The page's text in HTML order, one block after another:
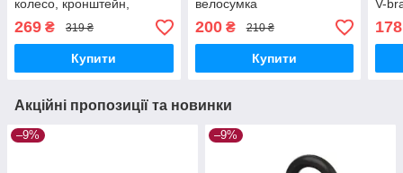
колесо, кронштейн,
тримач для велосипеда
269 ₴ 319 ₴
Купити
велосумка
200₴ 210 ₴
Купити
V-
178
Акційні пропозиції та новинки
–9% –9%